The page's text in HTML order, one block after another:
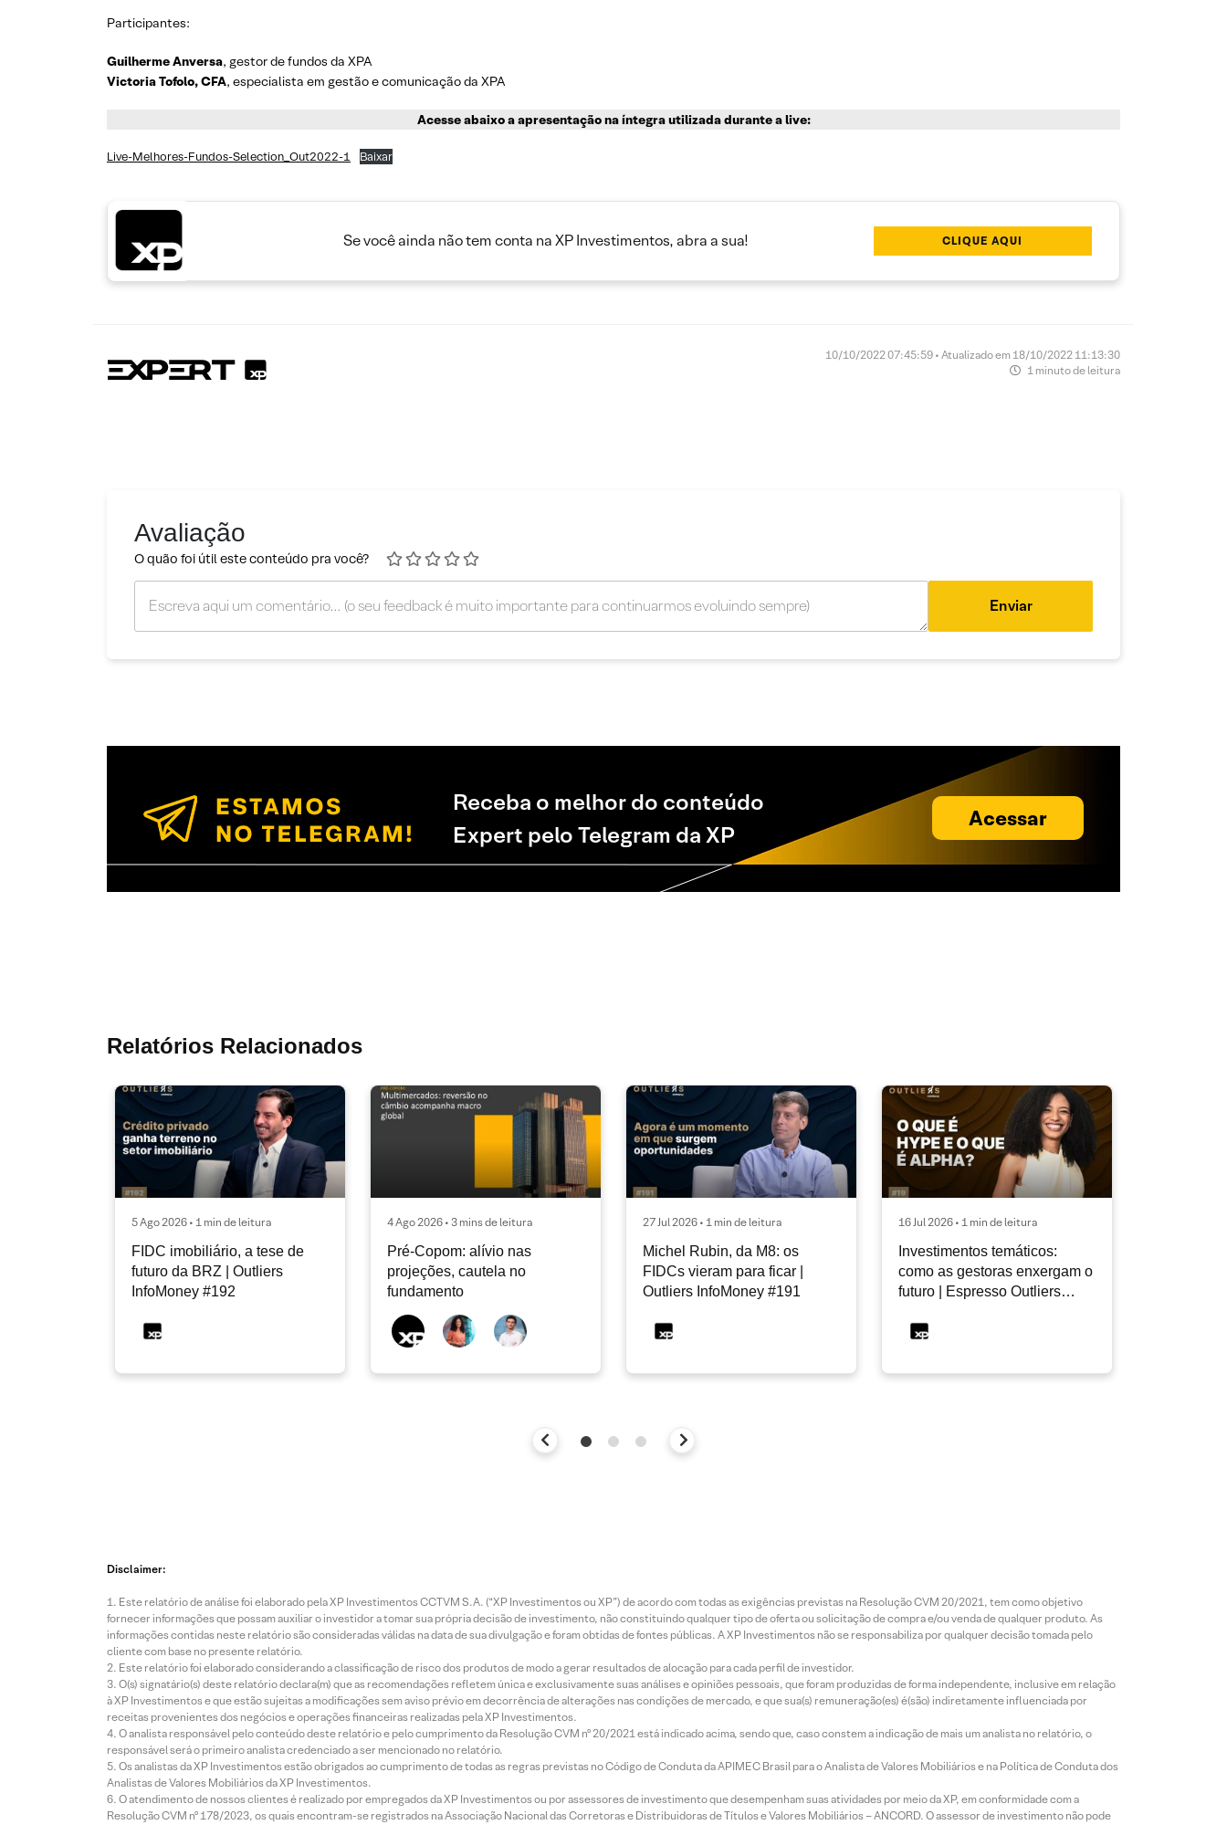
Participantes:
Guilherme Anversa, gestor de fundos da XPA
Victoria Tofolo, CFA, especialista em gestão e comunicação da XPA
Acesse abaixo a apresentação na íntegra utilizada durante a live:
Live-Melhores-Fundos-Selection_Out2022-1 Baixar
Se você ainda não tem conta na XP Investimentos, abra a sua! CLIQUE AQUI
10/10/2022 07:45:59 • Atualizado em 18/10/2022 11:13:30
1 minuto de leitura
Avaliação
O quão foi útil este conteúdo pra você?
Enviar
Receba o melhor do conteúdo
Expert pelo Telegram da XP
Acessar
Relatórios Relacionados
5 Ago 2026 • 1 min de leitura
FIDC imobiliário, a tese de
futuro da BRZ | Outliers
InfoMoney #192
4 Ago 2026 • 3 mins de leitura
Pré-Copom: alívio nas
projeções, cautela no
fundamento
27 Jul 2026 • 1 min de leitura
Michel Rubin, da M8: os
FIDCs vieram para ficar |
Outliers InfoMoney #191
16 Jul 2026 • 1 min de leitura
Investimentos temáticos:
como as gestoras enxergam o
futuro | Espresso Outliers
Disclaimer:
Este relatório de análise foi elaborado pela XP Investimentos CCTVM S.A. (“XP Investimentos ou XP”) de acordo com todas as exigências previstas na Resolução CVM 20/2021, tem como objetivo
fornecer informações que possam auxiliar o investidor a tomar sua própria decisão de investimento, não constituindo qualquer tipo de oferta ou solicitação de compra e/ou venda de qualquer produto. As
informações contidas neste relatório são consideradas válidas na data de sua divulgação e foram obtidas de fontes públicas. A XP Investimentos não se responsabiliza por qualquer decisão tomada pelo
cliente com base no presente relatório.
Este relatório foi elaborado considerando a classificação de risco dos produtos de modo a gerar resultados de alocação para cada perfil de investidor.
O(s) signatário(s) deste relatório declara(m) que as recomendações refletem única e exclusivamente suas análises e opiniões pessoais, que foram produzidas de forma independente, inclusive em relação
à XP Investimentos e que estão sujeitas a modificações sem aviso prévio em decorrência de alterações nas condições de mercado, e que sua(s) remuneração(es) é(são) indiretamente influenciada por
receitas provenientes dos negócios e operações financeiras realizadas pela XP Investimentos.
O analista responsável pelo conteúdo deste relatório e pelo cumprimento da Resolução CVM nº 20/2021 está indicado acima, sendo que, caso constem a indicação de mais um analista no relatório, o
responsável será o primeiro analista credenciado a ser mencionado no relatório.
Os analistas da XP Investimentos estão obrigados ao cumprimento de todas as regras previstas no Código de Conduta da APIMEC Brasil para o Analista de Valores Mobiliários e na Política de Conduta dos
Analistas de Valores Mobiliários da XP Investimentos.
O atendimento de nossos clientes é realizado por empregados da XP Investimentos ou por assessores de investimento que desempenham suas atividades por meio da XP, em conformidade com a
Resolução CVM nº 178/2023, os quais encontram-se registrados na Associação Nacional das Corretoras e Distribuidoras de Títulos e Valores Mobiliários – ANCORD. O assessor de investimento não pode